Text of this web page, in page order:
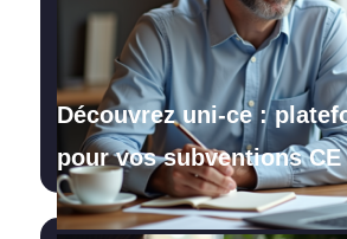
Découvrez uni-ce :
pour vos subventions CE